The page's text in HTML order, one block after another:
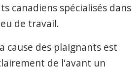
canadiens spécialisés dans
de travail.
cause des plaignants est
de l'avant un